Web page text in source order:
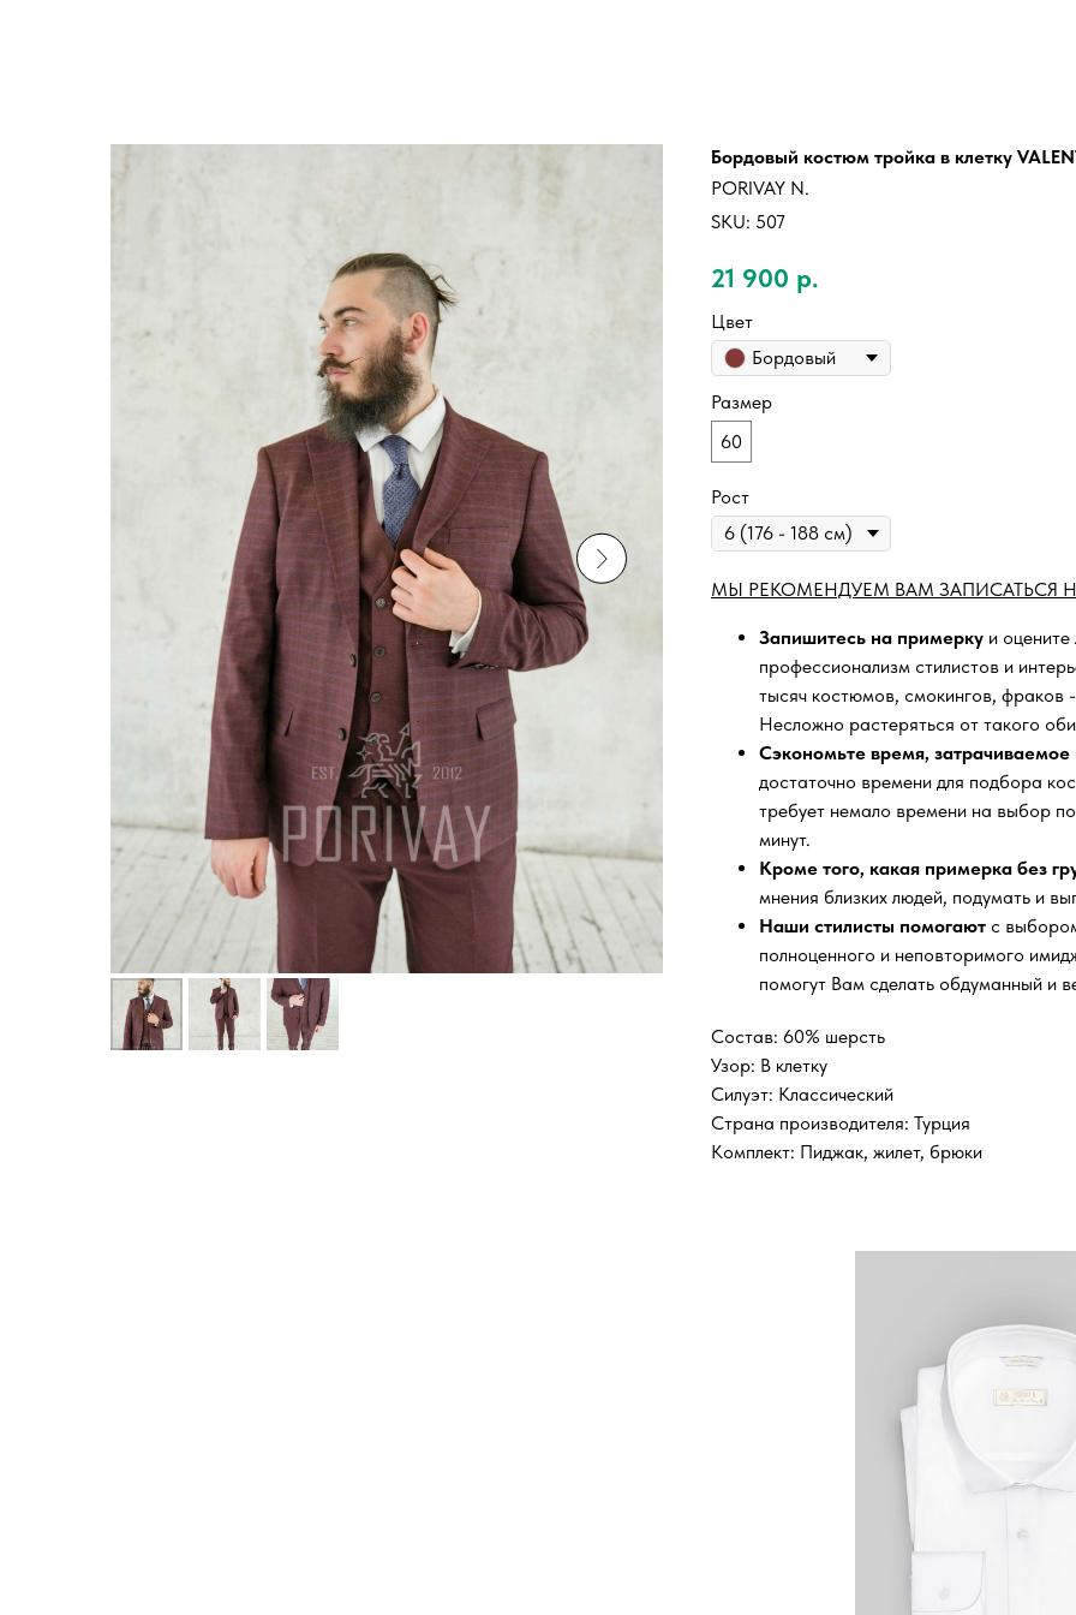
Бордовый костюм тройка в клетку
PORIVAY N.
SKU: 507
21 900 р.
Цвет
Бордовый
Размер
60
Рост
МЫ РЕКОМЕНДУЕМ ВАМ ЗАПИСАТЬСЯ
Запишитесь на примерку и
профессионализм стилистов и
тысяч костюмов, смокингов, фраков
Несложно растеряться от такого
Сэкономьте время,
достаточно времени для подбора
требует немало времени на выбор
минут.
Кроме того, какая примерка без
мнения близких людей, подумать и
Наши стилисты помогают с
полноценного и неповторимого
помогут Вам сделать обдуманный и
Состав: 60% шерсть
Узор: В клетку
Силуэт: Классический
Страна производителя: Турция
Комплект: Пиджак, жилет, брюки